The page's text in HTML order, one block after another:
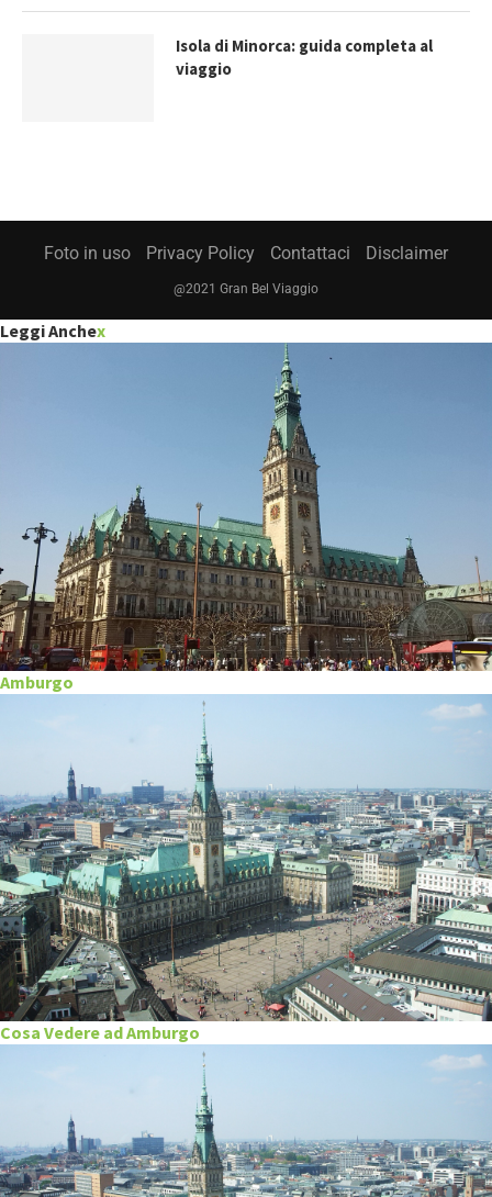
Isola di Minorca: guida completa al
viaggio
Foto in uso Privacy Policy Contattaci Disclaimer
@2021 Gran Bel Viaggio
Leggi Anchex
Amburgo
Cosa Vedere ad Amburgo